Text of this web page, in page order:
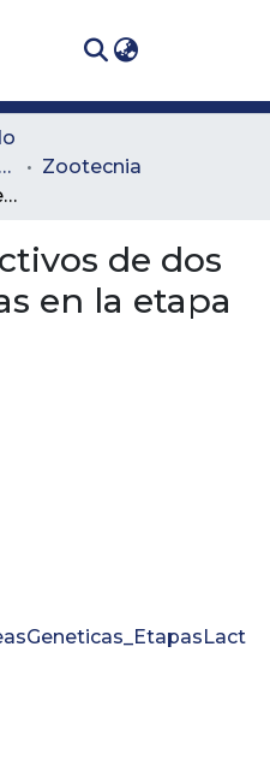
Facultad de Ciencias Administrativas y Agropecuarias
Zootecnia
Análisis productivos de dos líneas genéticas en la etapa de lactancia.
de dos
en la etapa